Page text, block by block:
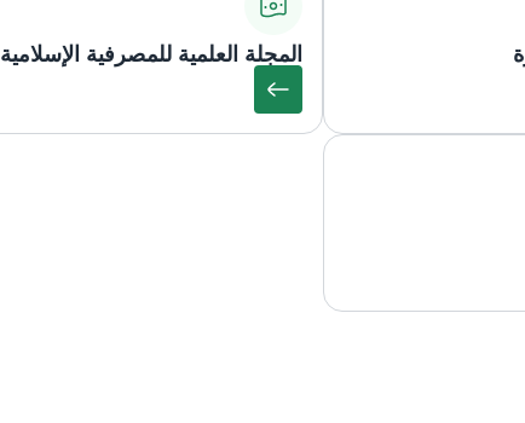
المجلة العلمية للمصرفية الإسلامية